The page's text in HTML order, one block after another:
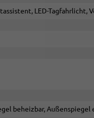
LED-Tagfahrlicht,
beheizbar,